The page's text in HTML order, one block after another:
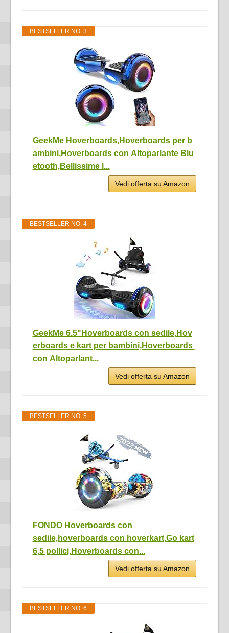
BESTSELLER NO. 3
GeekMe Hoverboards,Hoverboards per b
ambini,Hoverboards con Altoparlante Blu
etooth,Bellissime l...
Vedi offerta su Amazon
BESTSELLER NO. 4
GeekMe 6.5"Hoverboards con sedile,Hov
erboards e kart per bambini,Hoverboards
con Altoparlant...
Vedi offerta su Amazon
BESTSELLER NO. 5
FONDO Hoverboards con
sedile,hoverboards con hoverkart,Go kart
6,5 pollici,Hoverboards con...
Vedi offerta su Amazon
BESTSELLER NO. 6